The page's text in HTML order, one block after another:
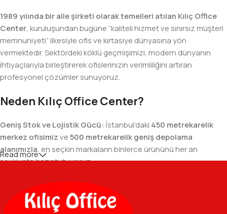
1989 yılında bir aile şirketi olarak temelleri atılan Kılıç Office
Center, kuruluşundan bugüne “kaliteli hizmet ve sınırsız müşteri
memnuniyeti” ilkesiyle ofis ve kırtasiye dünyasına yön
vermektedir. Sektördeki köklü geçmişimizi, modern dünyanın
ihtiyaçlarıyla birleştirerek ofislerinizin verimliliğini artıran
profesyonel çözümler sunuyoruz.
Neden Kılıç Office Center?
Geniş Stok ve Lojistik Gücü: İstanbul’daki 450 metrekarelik
merkez ofisimizve500 metrekarelik geniş depolama
alanımızla, en seçkin markaların binlerce ürününü her an
sevkiyata hazır tutuyoruz.
Geniş Ürün Yelpazesi:Temel kırtasiye malzemelerinden teknik
ofis gereçlerine kadar, iş hayatınızda ihtiyaç duyduğunuz her
şeyi tek bir çatı altında, en uygun fiyat avantajlarıyla bulmanızı
Read more